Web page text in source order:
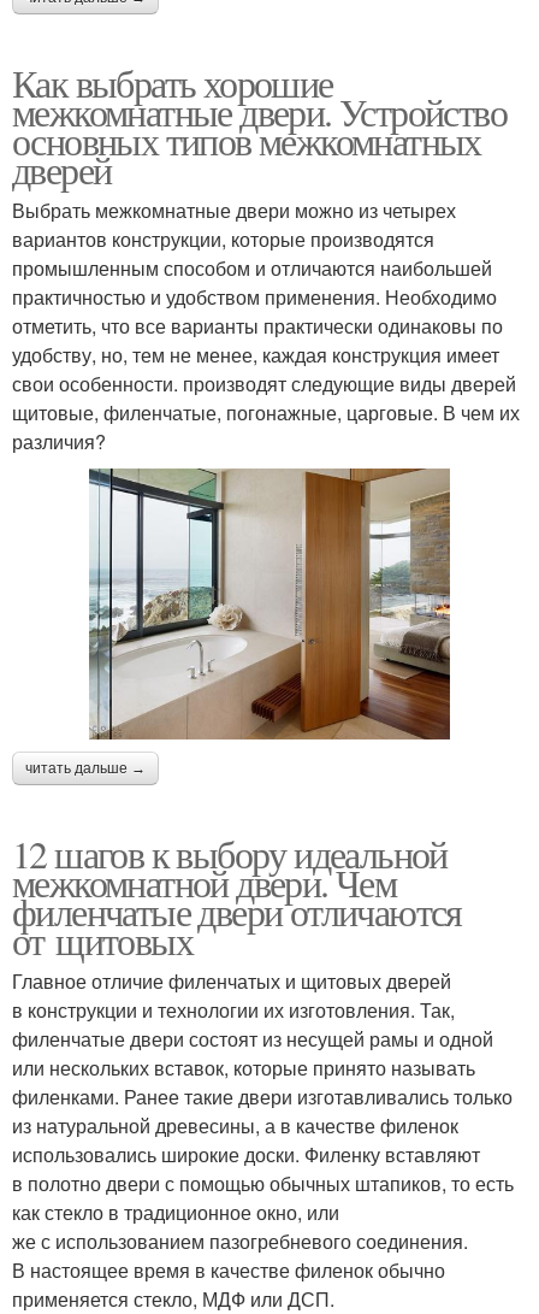
Как выбрать хорошие
межкомнатные двери. Устройство
основных типов межкомнатных
дверей
Выбрать межкомнатные двери можно из четырех
вариантов конструкции, которые производятся
промышленным способом и отличаются наибольшей
практичностью и удобством применения. Необходимо
отметить, что все варианты практически одинаковы по
удобству, но, тем не менее, каждая конструкция имеет
свои особенности. производят следующие виды дверей
щитовые, филенчатые, погонажные, царговые. В чем их
различия?
читать дальше →
12 шагов к выбору идеальной
межкомнатной двери. Чем
филенчатые двери отличаются
от щитовых
Главное отличие филенчатых и щитовых дверей
в конструкции и технологии их изготовления. Так,
филенчатые двери состоят из несущей рамы и одной
или нескольких вставок, которые принято называть
филенками. Ранее такие двери изготавливались только
из натуральной древесины, а в качестве филенок
использовались широкие доски. Филенку вставляют
в полотно двери с помощью обычных штапиков, то есть
как стекло в традиционное окно, или
же с использованием пазогребневого соединения.
В настоящее время в качестве филенок обычно
применяется стекло, МДФ или ДСП.